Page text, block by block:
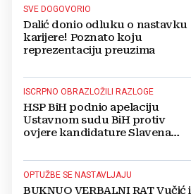
SVE DOGOVORIO
Dalić donio odluku o nastavku
karijere! Poznato koju
reprezentaciju preuzima
ISCRPNO OBRAZLOŽILI RAZLOGE
HSP BiH podnio apelaciju
Ustavnom sudu BiH protiv
ovjere kandidature Slavena
OPTUŽBE SE NASTAVLJAJU
BUKNUO VERBALNI RAT Vučić i